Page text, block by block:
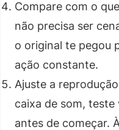
Compare com o
não precisa ser
o original te pegou
ação constante.
Ajuste a
caixa de som, teste
antes de começar.